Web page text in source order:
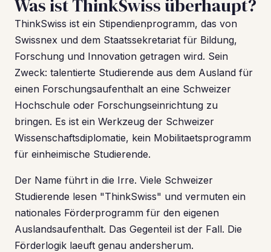
Was ist ThinkSwiss überhaupt?
ThinkSwiss ist ein Stipendienprogramm, das von
Swissnex und dem Staatssekretariat für Bildung,
Forschung und Innovation getragen wird. Sein
Zweck: talentierte Studierende aus dem Ausland für
einen Forschungsaufenthalt an eine Schweizer
Hochschule oder Forschungseinrichtung zu
bringen. Es ist ein Werkzeug der Schweizer
Wissenschaftsdiplomatie, kein Mobilitaetsprogramm
für einheimische Studierende.
Der Name führt in die Irre. Viele Schweizer
Studierende lesen "ThinkSwiss" und vermuten ein
nationales Förderprogramm für den eigenen
Auslandsaufenthalt. Das Gegenteil ist der Fall. Die
Förderlogik laeuft genau andersherum.